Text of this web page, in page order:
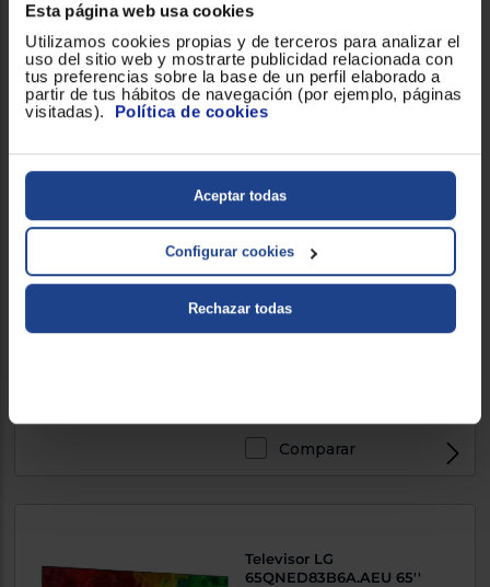
Esta página web usa cookies
Utilizamos cookies propias y de terceros para analizar el
uso del sitio web y mostrarte publicidad relacionada con
tus preferencias sobre la base de un perfil elaborado a
partir de tus hábitos de navegación (por ejemplo, páginas
visitadas). Política de cookies
Aceptar todas
Configurar cookies
Rechazar todas
1312 €
Televisor Hisnese 65U7S 65''
65Pulgadas, Mini LED, 165.1cm,
Comparar
Televisor LG
65QNED83B6A.AEU 65''